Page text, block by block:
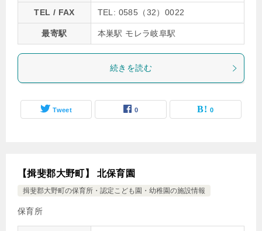
TEL / FAX TEL: 0585（32）0022
最寄駅 本巣駅 モレラ岐阜駅
続きを読む
Tweet 0 0
【揖斐郡大野町】 北保育園
揖斐郡大野町の保育所・認定こども園・幼稚園の施設情報
保育所